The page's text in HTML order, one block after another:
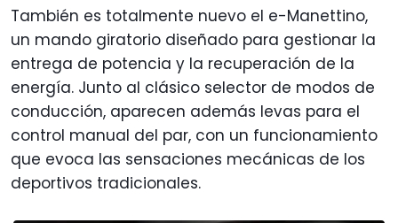
También es totalmente nuevo el e-Manettino,
un mando giratorio diseñado para gestionar la
entrega de potencia y la recuperación de la
energía. Junto al clásico selector de modos de
conducción, aparecen además levas para el
control manual del par, con un funcionamiento
que evoca las sensaciones mecánicas de los
deportivos tradicionales.